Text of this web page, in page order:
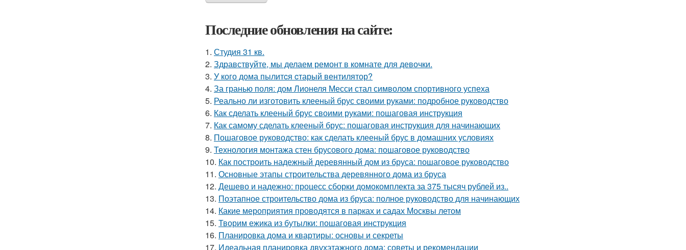
Последние обновления на сайте:
1. Студия 31 кв.
2. Здравствуйте, мы делаем ремонт в комнате для девочки.
3. У кого дома пылитcя cтарый вентилятор?
4. За гранью поля: дом Лионеля Месси стал символом спортивного успеха
5. Реально ли изготовить клееный брус своими руками: подробное руководство
6. Как сделать клееный брус своими руками: пошаговая инструкция
7. Как самому сделать клееный брус: пошаговая инструкция для начинающих
8. Пошаговое руководство: как сделать клееный брус в домашних условиях
9. Технология монтажа стен брусового дома: пошаговое руководство
10. Как построить надежный деревянный дом из бруса: пошаговое руководство
11. Основные этапы строительства деревянного дома из бруса
12. Дешево и надежно: процесс сборки домокомплекта за 375 тысяч рублей из..
13. Поэтапное строительство дома из бруса: полное руководство для начинающих
14. Какие мероприятия проводятся в парках и садах Москвы летом
15. Творим ежика из бутылки: пошаговая инструкция
16. Планировка дома и квартиры: основы и секреты
17. Идеальная планировка двухэтажного дома: советы и рекомендации